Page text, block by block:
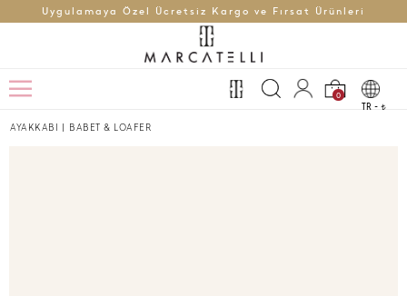
Uygulamaya Özel Ücretsiz Kargo ve Fırsat Ürünleri
0
TR - t
AYAKKABI | BABET & LOAFER